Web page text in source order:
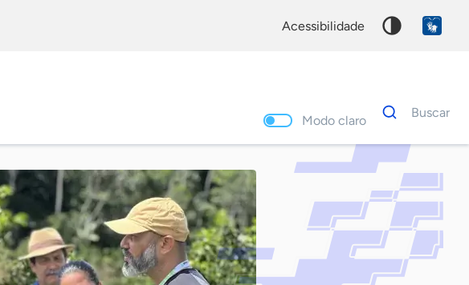
acessibilidade
Modo claro
Dados
para
Buscar
Palavra
chave